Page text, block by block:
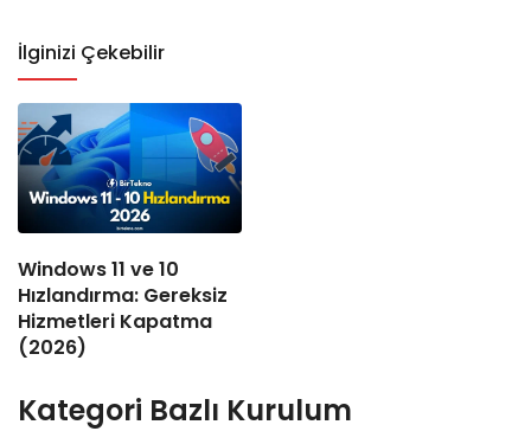
İlginizi Çekebilir
Windows 11 ve 10
Hızlandırma: Gereksiz
Hizmetleri Kapatma
(2026)
Kategori Bazlı Kurulum